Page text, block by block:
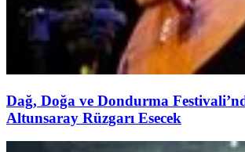
Dağ, Doğa ve Dondurma
Altunsaray Rüzgarı Esecek